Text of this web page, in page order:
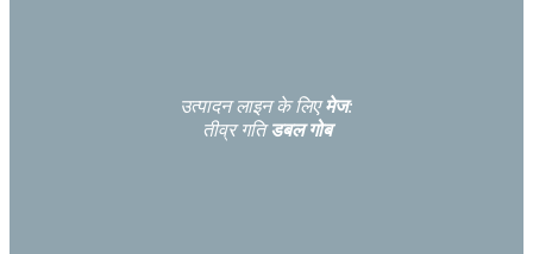
उत्पादन लाइन के लिएमेज:
तीव्र गतिडबल गोब